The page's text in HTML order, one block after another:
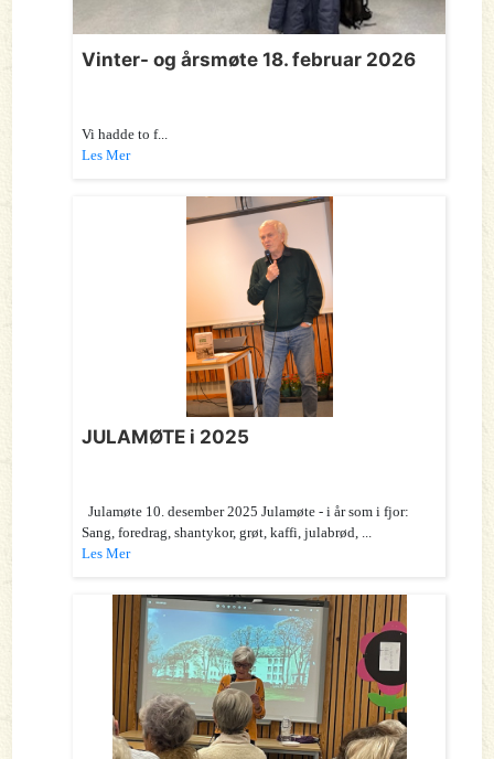
Vinter- og årsmøte 18. februar 2026
Vi hadde to f...
Les Mer
JULAMØTE i 2025
Julamøte 10. desember 2025 Julamøte - i år som i fjor:
Sang, foredrag, shantykor, grøt, kaffi, julabrød, ...
Les Mer